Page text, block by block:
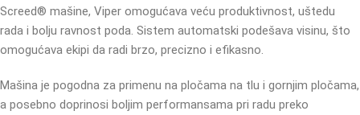
Screed® mašine, Viper omogućava veću produktivnost, uštedu
rada i bolju ravnost poda. Sistem automatski podešava visinu, što
omogućava ekipi da radi brzo, precizno i efikasno.
Mašina je pogodna za primenu na pločama na tlu i gornjim pločama,
a posebno doprinosi boljim performansama pri radu preko